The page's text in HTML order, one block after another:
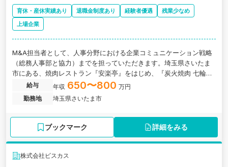
育休・産休実績あり 退職金制度あり 経験者優遇
残業少なめ
上場企業
M&A担当者として、人事分野における企業コミュニケーション戦略
（総務人事部と協力）までを担っていただきます。埼玉県さいたま
市にある、焼肉レストラン『安楽亭』をはじめ、『炭火焼肉 七輪
房』、『ステーキのどん』など多業態店舗を全国に約300店舗展開
している企業です。
給与 年収 650〜800 万円
勤務地
埼玉県さいたま市
ブックマーク 詳細をみる
株式会社ビスカス